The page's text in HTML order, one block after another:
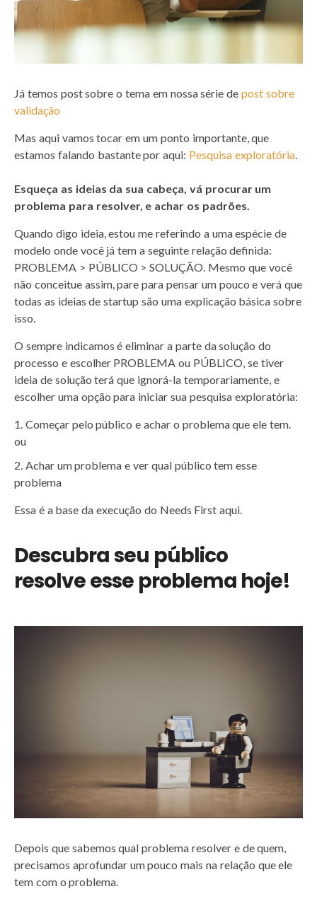
Já temos post sobre o tema em nossa série de post sobre
validação
Mas aqui vamos tocar em um ponto importante, que
estamos falando bastante por aqui: Pesquisa exploratória.
Esqueça as ideias da sua cabeça, vá procurar um
problema para resolver, e achar os padrões.
Quando digo ideia, estou me referindo a uma espécie de
modelo onde você já tem a seguinte relação definida:
PROBLEMA > PÚBLICO > SOLUÇÃO. Mesmo que você
não conceitue assim, pare para pensar um pouco e verá que
todas as ideias de startup são uma explicação básica sobre
isso.
O sempre indicamos é eliminar a parte da solução do
processo e escolher PROBLEMA ou PÚBLICO, se tiver
ideia de solução terá que ignorá-la temporariamente, e
escolher uma opção para iniciar sua pesquisa exploratória:
Começar pelo público e achar o problema que ele tem.
ou
Achar um problema e ver qual público tem esse
problema
Essa é a base da execução do Needs First aqui.
Descubra seu público
resolve esse problema hoje!
Depois que sabemos qual problema resolver e de quem,
precisamos aprofundar um pouco mais na relação que ele
tem com o problema.